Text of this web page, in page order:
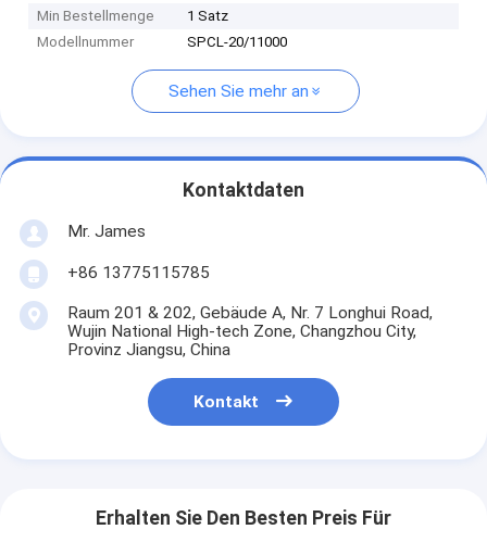
Min Bestellmenge
1 Satz
Modellnummer
SPCL-20/11000
Sehen Sie mehr an
Kontaktdaten
Mr. James
+86 13775115785
Raum 201 & 202, Gebäude A, Nr. 7 Longhui Road,
Wujin National High-tech Zone, Changzhou City,
Provinz Jiangsu, China
Kontakt
Erhalten Sie Den Besten Preis Für